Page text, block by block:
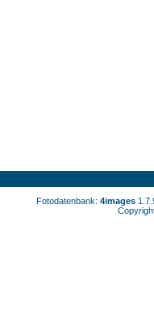
Fotodatenbank: 4images